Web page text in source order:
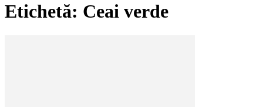
Etichetă: Ceai verde